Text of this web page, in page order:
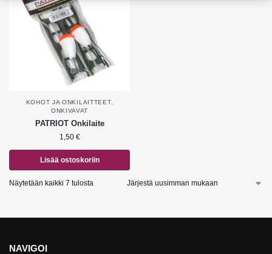
KOHOT JA ONKILAITTEET,
ONKIVAVAT
PATRIOT Onkilaite
1,50 €
Lisää ostoskoriin
Näytetään kaikki 7 tulosta
NAVIGOI